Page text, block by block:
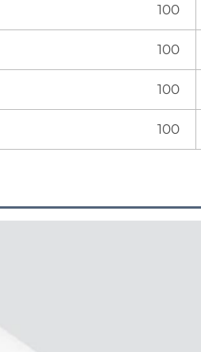
100
100
100
100